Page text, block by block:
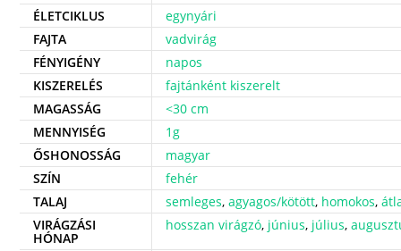
ÉLETCIKLUS
egynyári
FAJTA
vadvirág
FÉNYIGÉNY
napos
KISZERELÉS
fajtánként kiszerelt
MAGASSÁG
<30 cm
MENNYISÉG
1g
ŐSHONOSSÁG
magyar
SZÍN
fehér
TALAJ
semleges,agyagos/kötött, homokos,
VIRÁGZÁSI
HÓNAP
hosszan virágzó, június, július,